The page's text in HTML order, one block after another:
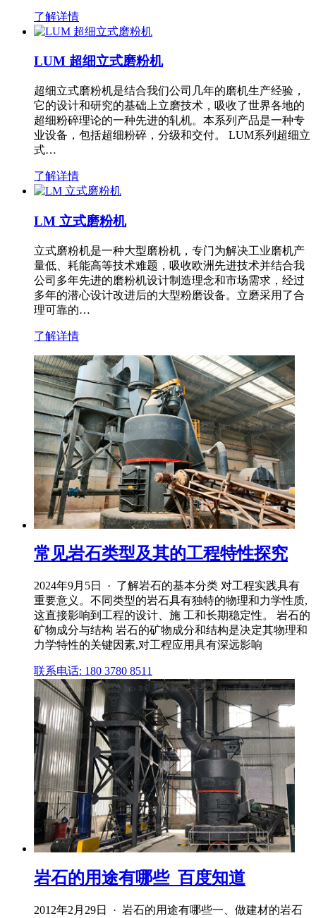
了解详情
LUM 超细立式磨粉机
超细立式磨粉机是结合我们公司几年的磨机生产经验，
它的设计和研究的基础上立磨技术，吸收了世界各地的
超细粉碎理论的一种先进的轧机。本系列产品是一种专
业设备，包括超细粉碎，分级和交付。 LUM系列超细立
式…
了解详情
LM 立式磨粉机
立式磨粉机是一种大型磨粉机，专门为解决工业磨机产
量低、耗能高等技术难题，吸收欧洲先进技术并结合我
公司多年先进的磨粉机设计制造理念和市场需求，经过
多年的潜心设计改进后的大型粉磨设备。立磨采用了合
理可靠的…
了解详情
常见岩石类型及其的工程特性探究
2024年9月5日 · 了解岩石的基本分类 对工程实践具有
重要意义。不同类型的岩石具有独特的物理和力学性质,
这直接影响到工程的设计、施 工和长期稳定性。 岩石的
矿物成分与结构 岩石的矿物成分和结构是决定其物理和
力学特性的关键因素,对工程应用具有深远影响
联系电话: 180 3780 8511
岩石的用途有哪些_百度知道
2012年2月29日 · 岩石的用途有哪些一、做建材的岩石